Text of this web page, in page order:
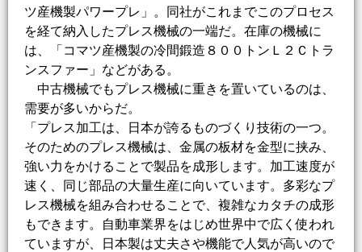
ツ産機製パワープレ」。同社がこれまでこのプロセス
を経て納入したプレス機械の一端だ。在庫の機械に
は、「コマツ産機製の冷間鍛造８００トンＬ２Ｃトラ
ンスファー」などがある。
中古機械でもプレス機械に重きを置いているのは、
需要が多いからだ。
「プレス加工は、日本が誇るものづくり技術の一つ。
そのためのプレス機械は、金属の板材を金型に挟み、
強い力をかけることで製品を成形します。加工速度が
速く、同じ部品の大量生産に向いています。多彩なプ
レス機械を組み合わせることで、複雑なカタチの成形
もできます。自動車業界をはじめ世界中で広く使われ
ていますが、日本製は丈夫さや機能で人気が高いので